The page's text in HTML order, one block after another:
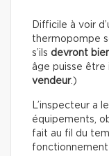
Difficile à voir
thermopompe
s’ils devront
âge puisse être
vendeur.)
L’inspecteur a
équipements,
fait au fil du
fonctionnement